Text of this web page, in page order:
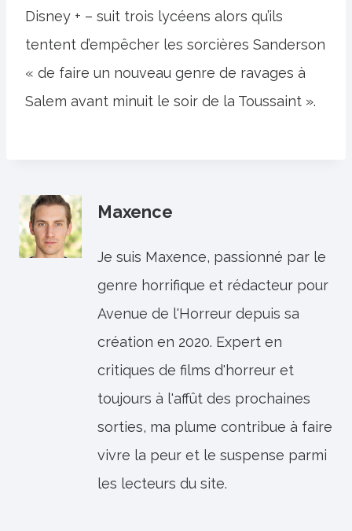
Disney + – suit trois lycéens alors qu’ils
tentent d’empêcher les sorcières Sanderson
« de faire un nouveau genre de ravages à
Salem avant minuit le soir de la Toussaint ».
Maxence
Je suis Maxence, passionné par le
genre horrifique et rédacteur pour
Avenue de l'Horreur depuis sa
création en 2020. Expert en
critiques de films d'horreur et
toujours à l'affût des prochaines
sorties, ma plume contribue à faire
vivre la peur et le suspense parmi
les lecteurs du site.